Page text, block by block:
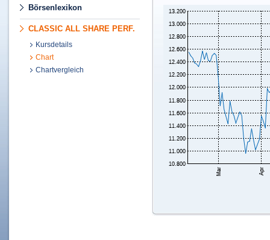
Börsenlexikon
CLASSIC ALL SHARE PERF.
Kursdetails
Chart
Chartvergleich